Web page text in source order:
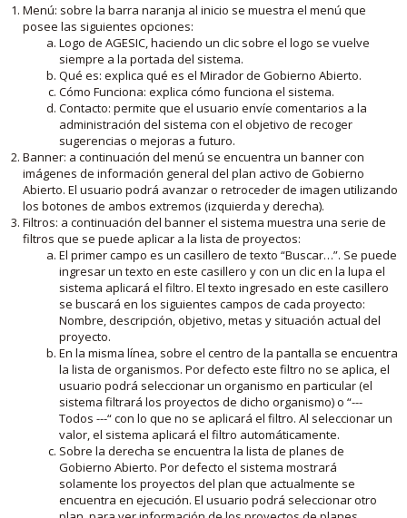
Menú: sobre la barra naranja al inicio se muestra el menú que
posee las siguientes opciones:
Logo de AGESIC, haciendo un clic sobre el logo se vuelve
siempre a la portada del sistema.
Qué es: explica qué es el Mirador de Gobierno Abierto.
Cómo Funciona: explica cómo funciona el sistema.
Contacto: permite que el usuario envíe comentarios a la
administración del sistema con el objetivo de recoger
sugerencias o mejoras a futuro.
Banner: a continuación del menú se encuentra un banner con
imágenes de información general del plan activo de Gobierno
Abierto. El usuario podrá avanzar o retroceder de imagen utilizando
los botones de ambos extremos (izquierda y derecha).
Filtros: a continuación del banner el sistema muestra una serie de
filtros que se puede aplicar a la lista de proyectos:
El primer campo es un casillero de texto “Buscar…”. Se puede
ingresar un texto en este casillero y con un clic en la lupa el
sistema aplicará el filtro. El texto ingresado en este casillero
se buscará en los siguientes campos de cada proyecto:
Nombre, descripción, objetivo, metas y situación actual del
proyecto.
En la misma línea, sobre el centro de la pantalla se encuentra
la lista de organismos. Por defecto este filtro no se aplica, el
usuario podrá seleccionar un organismo en particular (el
sistema filtrará los proyectos de dicho organismo) o “---
Todos ---“ con lo que no se aplicará el filtro. Al seleccionar un
valor, el sistema aplicará el filtro automáticamente.
Sobre la derecha se encuentra la lista de planes de
Gobierno Abierto. Por defecto el sistema mostrará
solamente los proyectos del plan que actualmente se
encuentra en ejecución. El usuario podrá seleccionar otro